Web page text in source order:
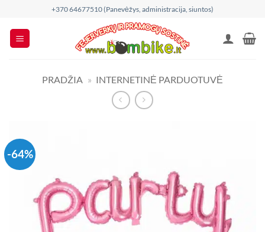
content
+370 64677510 (Panevėžys, administracija, siuntos)
PRADŽIA » INTERNETINĖ PARDUOTUVĖ
-64%